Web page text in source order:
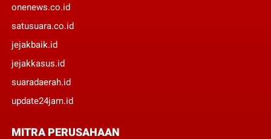
onenews.co.id
satusuara.co.id
jejakbaik.id
jejakkasus.id
suaradaerah.id
update24jam.id
MITRA PERUSAHAAN